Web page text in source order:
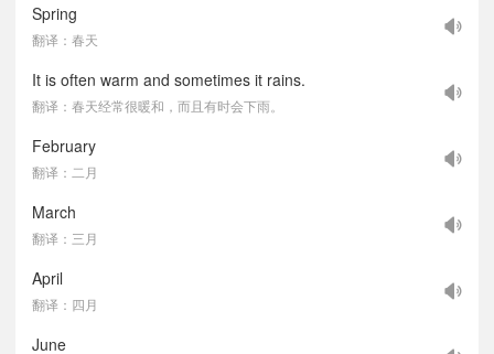
Spring
翻译：春天
It is often warm and sometimes it rains.
翻译：春天经常很暖和，而且有时会下雨。
February
翻译：二月
March
翻译：三月
April
翻译：四月
June